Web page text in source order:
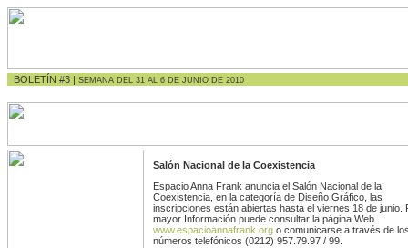
BOLETÍN #3 | SEMANA DEL 31 AL 6 DE JUNIO DE 2010
Salón Nacional de la Coexistencia
Espacio Anna Frank anuncia el Salón Nacional de la
Coexistencia, en la categoría de Diseño Gráfico, las
inscripciones están abiertas hasta el viernes 18 de junio.
mayor Información puede consultar la página Web
www.espacioannafrank.org o comunicarse a través de
números telefónicos (0212) 957.79.97 / 99.